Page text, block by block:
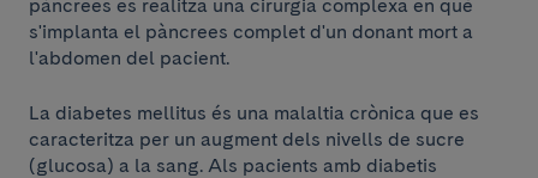
pàncrees es realitza una cirurgia complexa en què
s'implanta el pàncrees complet d'un donant mort a
l'abdomen del pacient.
La diabetes mellitus és una malaltia crònica que es
caracteritza per un augment dels nivells de sucre
(glucosa) a la sang. Als pacients amb diabetis